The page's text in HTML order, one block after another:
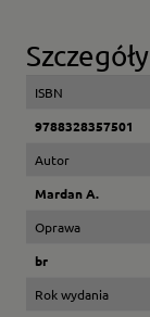
Szczegóły
ISBN
9788328357501
Autor
Mardan A.
Oprawa
br
Rok wydania